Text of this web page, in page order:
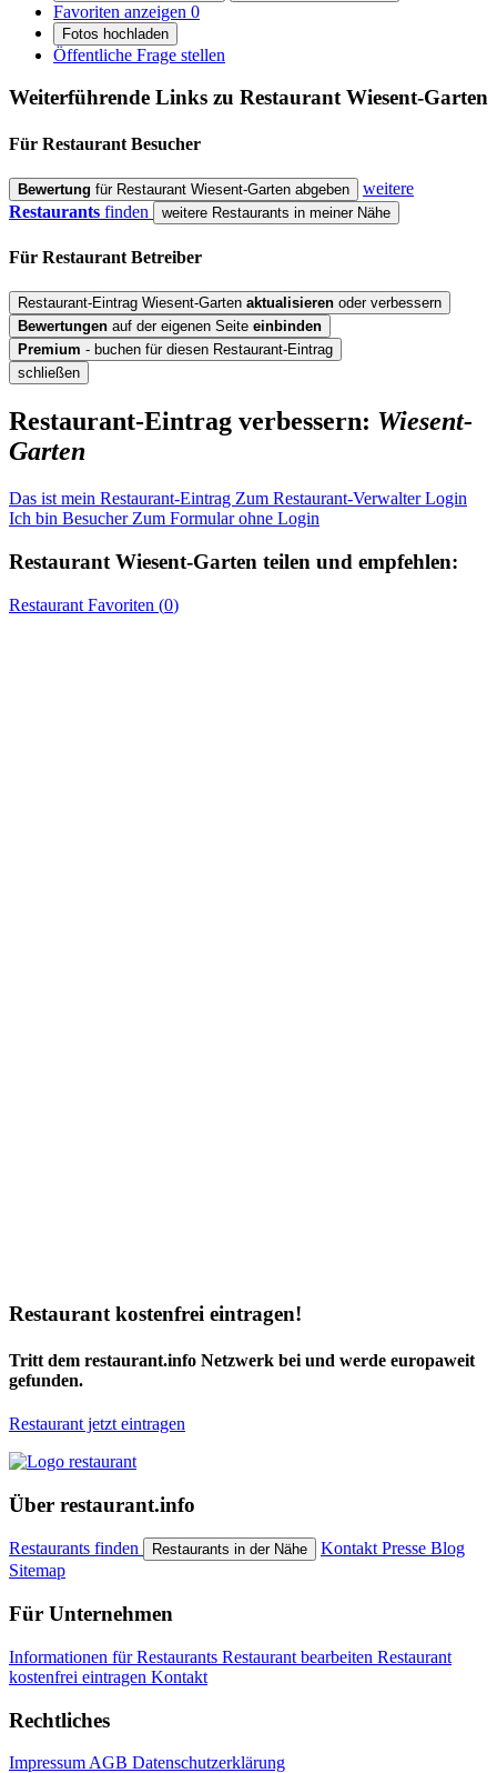
Favoriten anzeigen 0
Fotos hochladen
Öffentliche Frage stellen
Weiterführende Links zu RestaurantWiesent-Garten
Für Restaurant Besucher
Bewertung für Restaurant Wiesent-Garten abgeben
weitere
Restaurants finden weitere Restaurants in meiner Nähe
Für Restaurant Betreiber
Restaurant-Eintrag Wiesent-Garten aktualisieren oder verbessern
Bewertungen auf der eigenen Seite einbinden
Premium - buchen für diesen Restaurant-Eintrag
schließen
Restaurant-Eintrag verbessern: Wiesent-
Garten
Das ist mein Restaurant-Eintrag Zum Restaurant-Verwalter Login
Ich bin Besucher Zum Formular ohne Login
Restaurant Wiesent-Garten teilen und empfehlen:
Restaurant Favoriten (0)
Restaurant kostenfrei eintragen!
Tritt dem restaurant.info Netzwerk bei und werde europaweit
gefunden.
Restaurant jetzt eintragen
Über restaurant.info
Restaurants finden Restaurants in der Nähe Kontakt Presse Blog
Sitemap
Für Unternehmen
Informationen für Restaurants Restaurant bearbeiten Restaurant
kostenfrei eintragen Kontakt
Rechtliches
Impressum AGB Datenschutzerklärung